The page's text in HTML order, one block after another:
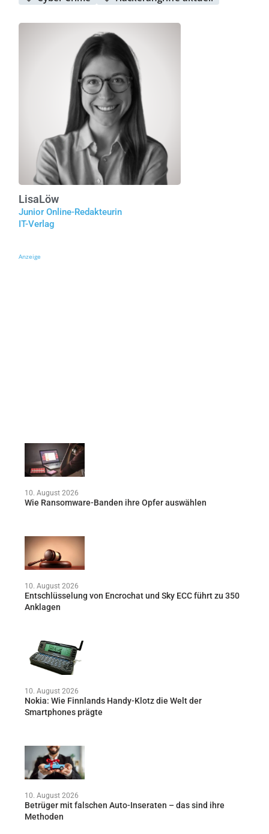
LisaLöw
Junior Online-Redakteurin
IT-Verlag
Anzeige
10. August 2026
Wie Ransomware-Banden ihre Opfer auswählen
10. August 2026
Entschlüsselung von Encrochat und Sky ECC führt zu 350
Anklagen
10. August 2026
Nokia: Wie Finnlands Handy-Klotz die Welt der
Smartphones prägte
10. August 2026
Betrüger mit falschen Auto-Inseraten – das sind ihre
Methoden